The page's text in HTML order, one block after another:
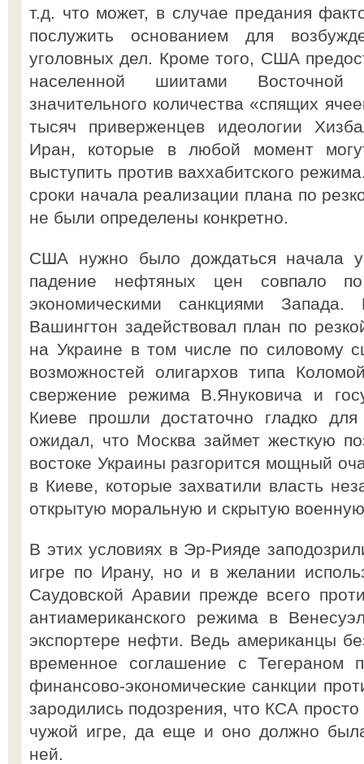
т.д. что может, в случае предания
послужить основанием для
уголовных дел. Кроме того, США
населенной шиитами Восточной
значительного количества «спящих
тысяч приверженцев идеологии
Иран, которые в любой момент
выступить против ваххабитского
сроки начала реализации плана по
не были определены конкретно.
США нужно было дождаться начала
падение нефтяных цен совпало
экономическими санкциями
Вашингтон задействовал план по
на Украине в том числе по силовому
возможностей олигархов типа
свержение режима В.Януковича и
Киеве прошли достаточно гладко
ожидал, что Москва займет жесткую
востоке Украины разгорится мощный
в Киеве, которые захватили власть
открытую моральную и скрытую
В этих условиях в Эр-Рияде
игре по Ирану, но и в желании
Саудовской Аравии прежде всего
антиамериканского режима в
экспортере нефти. Ведь американцы
временное соглашение с
финансово-экономические санкции
зародились подозрения, что КСА
чужой игре, да еще и оно должно
ней.